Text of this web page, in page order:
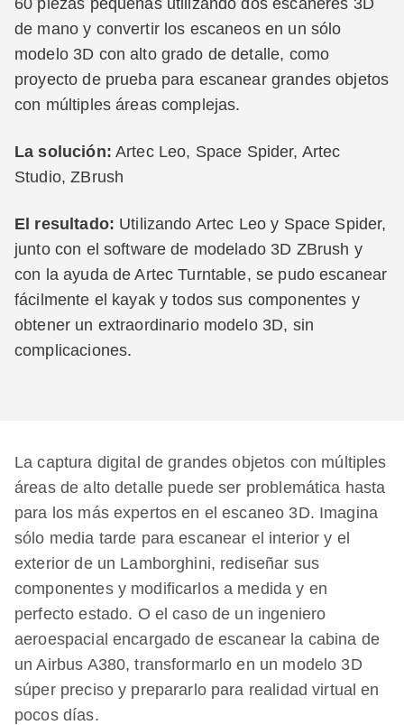
60 piezas pequeñas utilizando dos escáneres 3D
de mano y convertir los escaneos en un sólo
modelo 3D con alto grado de detalle, como
proyecto de prueba para escanear grandes objetos
con múltiples áreas complejas.
La solución: Artec Leo, Space Spider, Artec
Studio, ZBrush
El resultado: Utilizando Artec Leo y Space Spider,
junto con el software de modelado 3D ZBrush y
con la ayuda de Artec Turntable, se pudo escanear
fácilmente el kayak y todos sus componentes y
obtener un extraordinario modelo 3D, sin
complicaciones.
La captura digital de grandes objetos con múltiples
áreas de alto detalle puede ser problemática hasta
para los más expertos en el escaneo 3D. Imagina
sólo media tarde para escanear el interior y el
exterior de un Lamborghini, rediseñar sus
componentes y modificarlos a medida y en
perfecto estado. O el caso de un ingeniero
aeroespacial encargado de escanear la cabina de
un Airbus A380, transformarlo en un modelo 3D
súper preciso y prepararlo para realidad virtual en
pocos días.